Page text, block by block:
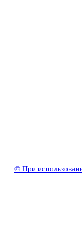
© При